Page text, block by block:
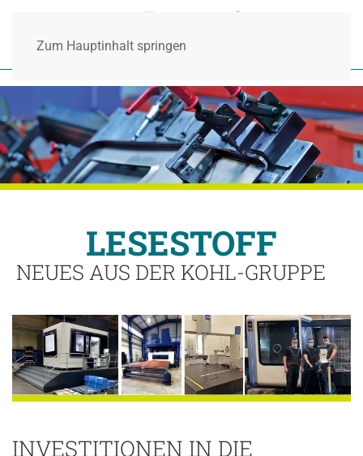
Zum Hauptinhalt springen
LESESTOFF
NEUES AUS DER KOHL-GRUPPE
INVESTITIONEN IN DIE